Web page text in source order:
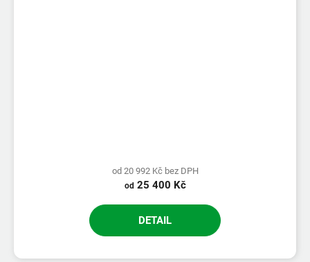
od 20 992 Kč bez DPH
od 25 400 Kč
DETAIL